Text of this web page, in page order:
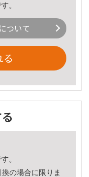
。
ついて
。
の場合に限りま